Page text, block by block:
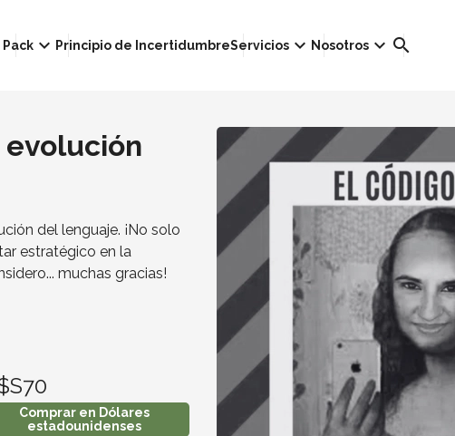
Pack keyboard_arrow_down Principio de IncertidumbreServicios keyboard_arrow_down Nosotros keyboard_arrow_down search
evolución
del lenguaje. ¡No solo
estratégico en la
muchas gracias!
Comprar en Dólares
estadounidenses